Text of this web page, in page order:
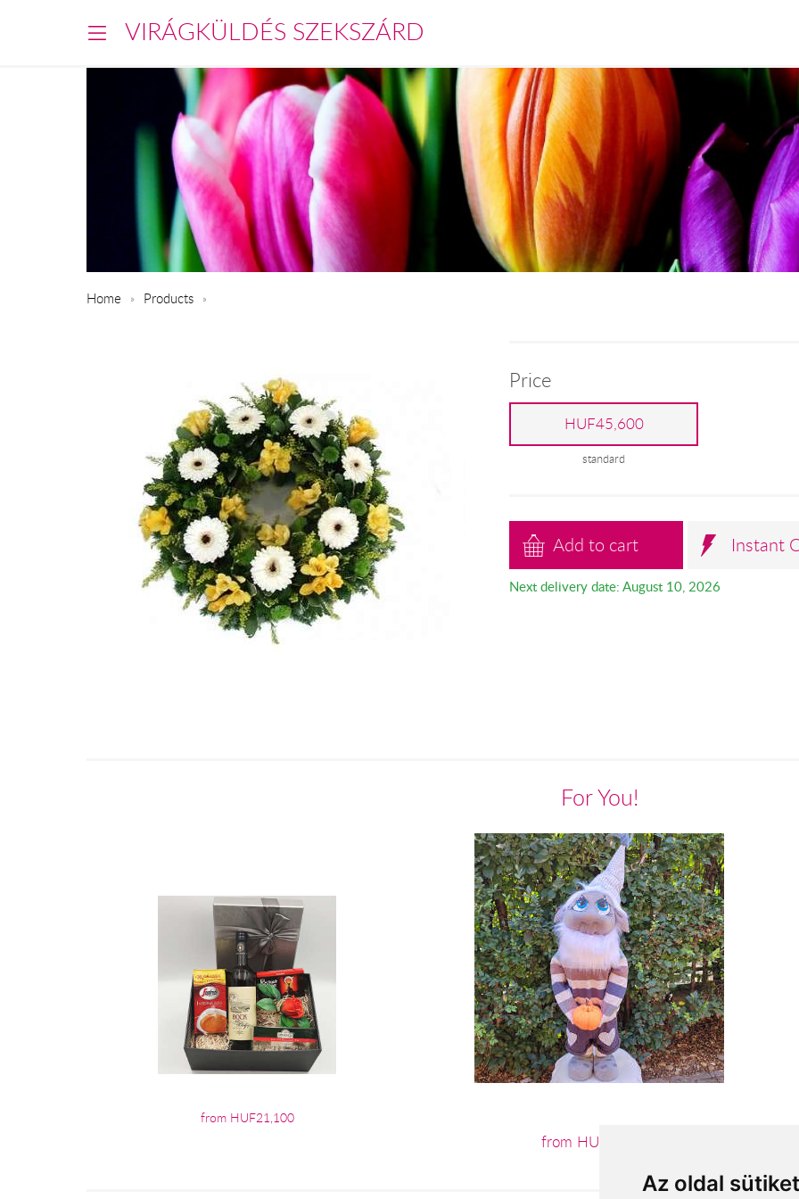
Az oldal
VIRÁGKÜLDÉS SZEKSZÁRD
Home Products
Price
HUF45,600
standard
Add to cart Instant
Next delivery date: August 10, 2026
For You!
from HUF21,100
from HUF18,760